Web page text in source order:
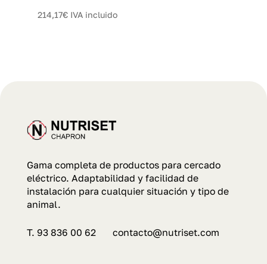
214,17€ IVA incluido
Gama completa de productos para cercado
eléctrico. Adaptabilidad y facilidad de
instalación para cualquier situación y tipo de
animal.
T. 93 836 00 62 contacto@nutriset.com